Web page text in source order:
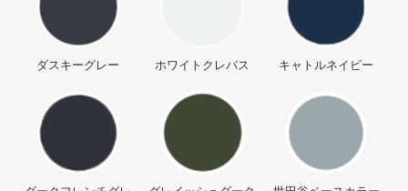
ダスキーグレー ホワイトクレバス キャトルネイビー